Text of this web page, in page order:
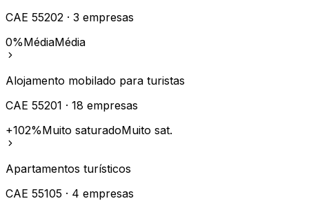
CAE 55202 · 3 empresas
0%MédiaMédia
Alojamento mobilado para turistas
CAE 55201 · 18 empresas
+102%Muito saturadoMuito sat.
Apartamentos turísticos
CAE 55105 · 4 empresas